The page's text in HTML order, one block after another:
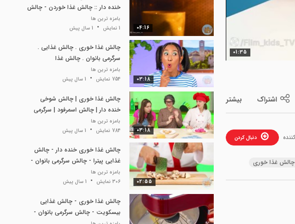
01:35
اشتراک بیشتر
دنبال کردن
چالش غذا خوری
04:16
خنده دار :: چالش غذا خوردن - چالش
آشپزی خنده دار
بامزه ترین ها
1 نمایش
1 سال پیش
03:18
چالش غذا خوری . چالش غذایی .
سرگرمی بانوان . چالش غذا
بامزه ترین ها
754 نمایش
1 سال پیش
03:18
چالش غذا خوری | چالش شوخی
خنده دار | چالش اسمرفود | سرگرمی
بانوان
بامزه ترین ها
784 نمایش
1 سال پیش
02:55
چالش غذا خوری خنده دار - چالش
غذایی پیترا - چالش سرگرمی بانوان -
چالش خنده دار
بامزه ترین ها
306 نمایش
1 سال پیش
چالش غذا خوری - چالش غذایی
بیسکویت - چالش سرگرمی بانوان -